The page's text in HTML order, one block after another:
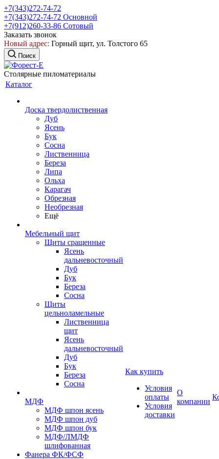
+7(343)272-74-72
+7(343)272-74-72 Основной
+7(912)260-33-86 Сотовый
Заказать звонок
Новый адрес: Горный щит, ул. Толстого 65
Поиск
Столярные пиломатериалы
Каталог
Доска твердолиственная
Дуб
Ясень
Бук
Сосна
Лиственница
Береза
Липа
Ольха
Карагач
Обрезная
Необрезная
Ещё
Мебельный щит
Щиты сращенные
Ясень
дальневосточный
Дуб
Бук
Береза
Сосна
Щиты
цельноламельные
Лиственница
щит
Ясень
дальневосточный
Дуб
Бук
Береза
Сосна
МДФ
МДФ шпон ясень
МДФ шпон дуб
МДФ шпон бук
МДФ/ЛМДФ
шлифованная
Фанера ФК/ФСФ
Как купить
Условия
оплаты
Условия
доставки
О
компании